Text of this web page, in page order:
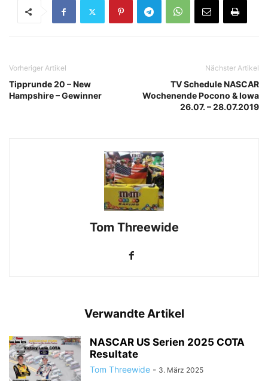
Vorheriger Artikel
Tipprunde 20 – New
Hampshire – Gewinner
Nächster Artikel
TV Schedule NASCAR
Wochenende Pocono & Iowa
26.07. – 28.07.2019
Tom Threewide
Verwandte Artikel
NASCAR US Serien 2025 COTA
Resultate
Tom Threewide - 3. März 2025